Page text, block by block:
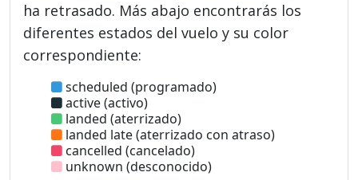
ha retrasado. Más abajo encontrarás los
diferentes estados del vuelo y su color
correspondiente:
scheduled (programado)
active (activo)
landed (aterrizado)
landed late (aterrizado con atraso)
cancelled (cancelado)
unknown (desconocido)